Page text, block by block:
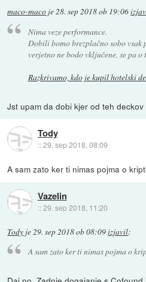
maco-maco je28. sep 2018 ob 19:06
Nima veze performance.
Dobili bomo brezplačno sobo vsak
verjetno ne bodo vključene, se pa o
Razkrivamo, kdo je kupil hotelski
Jst upam da dobi kjer od teh
Tody
::29. sep 2018, 08:09
A sam zato ker ti nimas pojma o
Vazelin
::29. sep 2018, 11:20
Tody je29. sep 2018 ob 08:09izjavil:
A sam zato ker ti nimas pojma o